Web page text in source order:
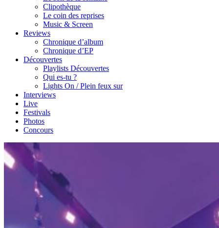
Clipothèque
Le coin des reprises
Music & Screen
Reviews
Chronique d’album
Chronique d’EP
Découvertes
Playlists Découvertes
Qui es-tu ?
Lights On / Plein feux sur
Interviews
Live
Festivals
Photos
Concours